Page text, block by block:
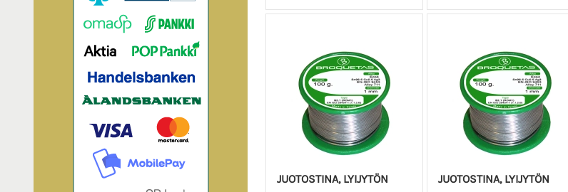
JUOTOSTINA, LYIJYTÖN
JUOTOSTINA, LYIJYTÖN